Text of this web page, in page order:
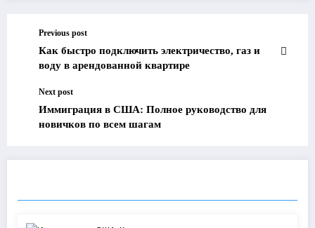
Previous post
Как быстро подключить электричество, газ и
воду в арендованной квартире
Next post
Иммиграция в США: Полное руководство для
новичков по всем шагам